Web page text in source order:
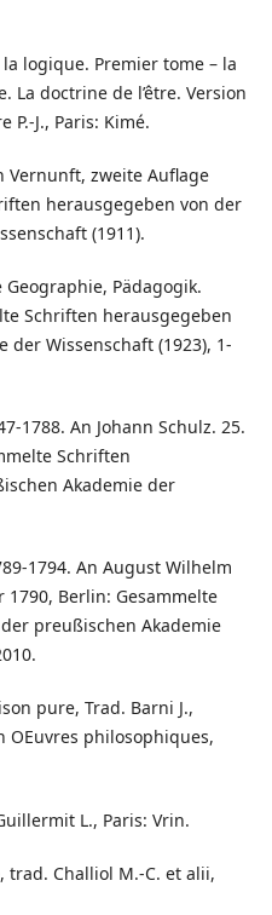
la logique. Premier tome – la
La doctrine de l’être. Version
P.-J., Paris: Kimé.
Vernunft, zweite Auflage
herausgegeben von der
(1911).
Geographie, Pädagogik.
Schriften herausgegeben
Wissenschaft (1923), 1-
1788. An Johann Schulz. 25.
Schriften
Akademie der
1794. An August Wilhelm
1790, Berlin: Gesammelte
preußischen Akademie
pure, Trad. Barni J.,
OEuvres philosophiques,
L., Paris: Vrin.
trad. Challiol M.-C. et alii,